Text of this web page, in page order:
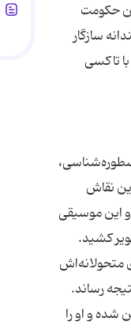
حکومت
سازگار
تاکسی
نقاش
این موسیقی
متحولانه‌اش
سه نقاشی عظیم برای سقف تالار، این هدف بلندپروازانه را از 1900 تا 1907 به نتیجه رساند.
شده و او را